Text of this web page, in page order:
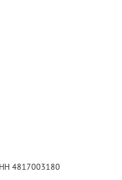
4817003180